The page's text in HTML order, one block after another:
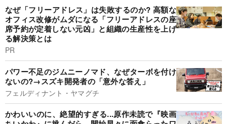
なぜ「フリーアドレス」は失敗するのか? 高額な
オフィス改修がムダになる「フリーアドレスの座
席予約が定着しない元凶」と組織の生産性を上げ
る解決策とは
PR
パワー不足のジムニーノマド、なぜターボを付け
ないの?→スズキ開発者の「意外な答え」
フェルディナント・ヤマグチ
かわいいのに、絶望的すぎる...原作未読で『映画